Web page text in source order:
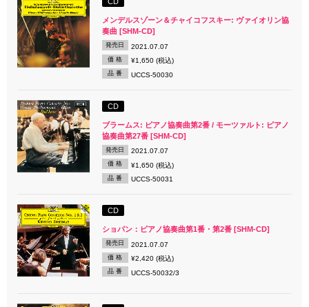
CD
メンデルスゾーン＆チャイコフスキー: ヴァイオリン協
奏曲 [SHM-CD]
発売日 2021.07.07
価 格 ¥1,650 (税込)
品 番 UCCS-50030
CD
ブラームス: ピアノ協奏曲第2番 / モーツァルト: ピアノ
協奏曲第27番 [SHM-CD]
発売日 2021.07.07
価 格 ¥1,650 (税込)
品 番 UCCS-50031
CD
ショパン：ピアノ協奏曲第1番・第2番 [SHM-CD]
発売日 2021.07.07
価 格 ¥2,420 (税込)
品 番 UCCS-50032/3